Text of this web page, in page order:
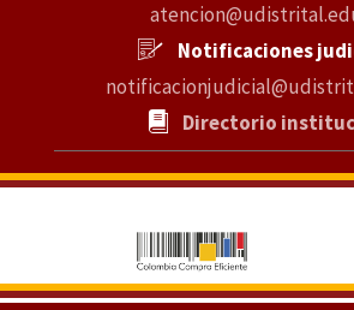
Notificaciones
Directorio